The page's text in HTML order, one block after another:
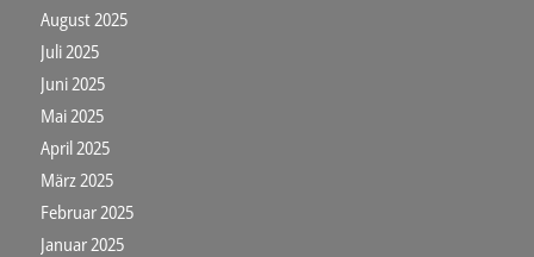
August 2025
Juli 2025
Juni 2025
Mai 2025
April 2025
März 2025
Februar 2025
Januar 2025